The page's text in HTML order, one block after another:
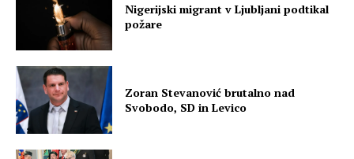
Nigerijski migrant v Ljubljani podtikal
požare
Zoran Stevanović brutalno nad
Svobodo, SD in Levico